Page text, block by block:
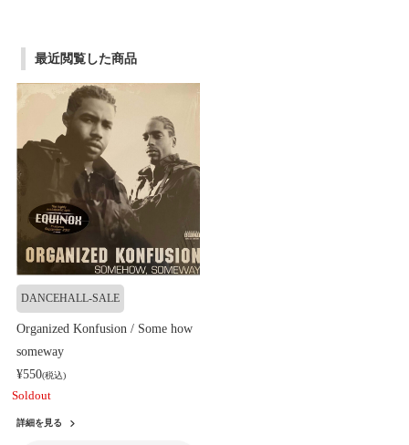
最近閲覧した商品
DANCEHALL-SALE
Organized Konfusion / Some how
someway
¥550(税込)
Soldout
詳細を見る